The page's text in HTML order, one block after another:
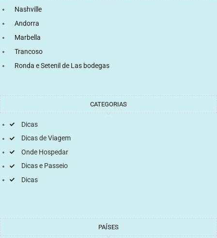
Nashville
Andorra
Marbella
Trancoso
Ronda e Setenil de Las bodegas
CATEGORIAS
Dicas
Dicas de Viagem
Onde Hospedar
Dicas e Passeio
Dicas
PAÍSES